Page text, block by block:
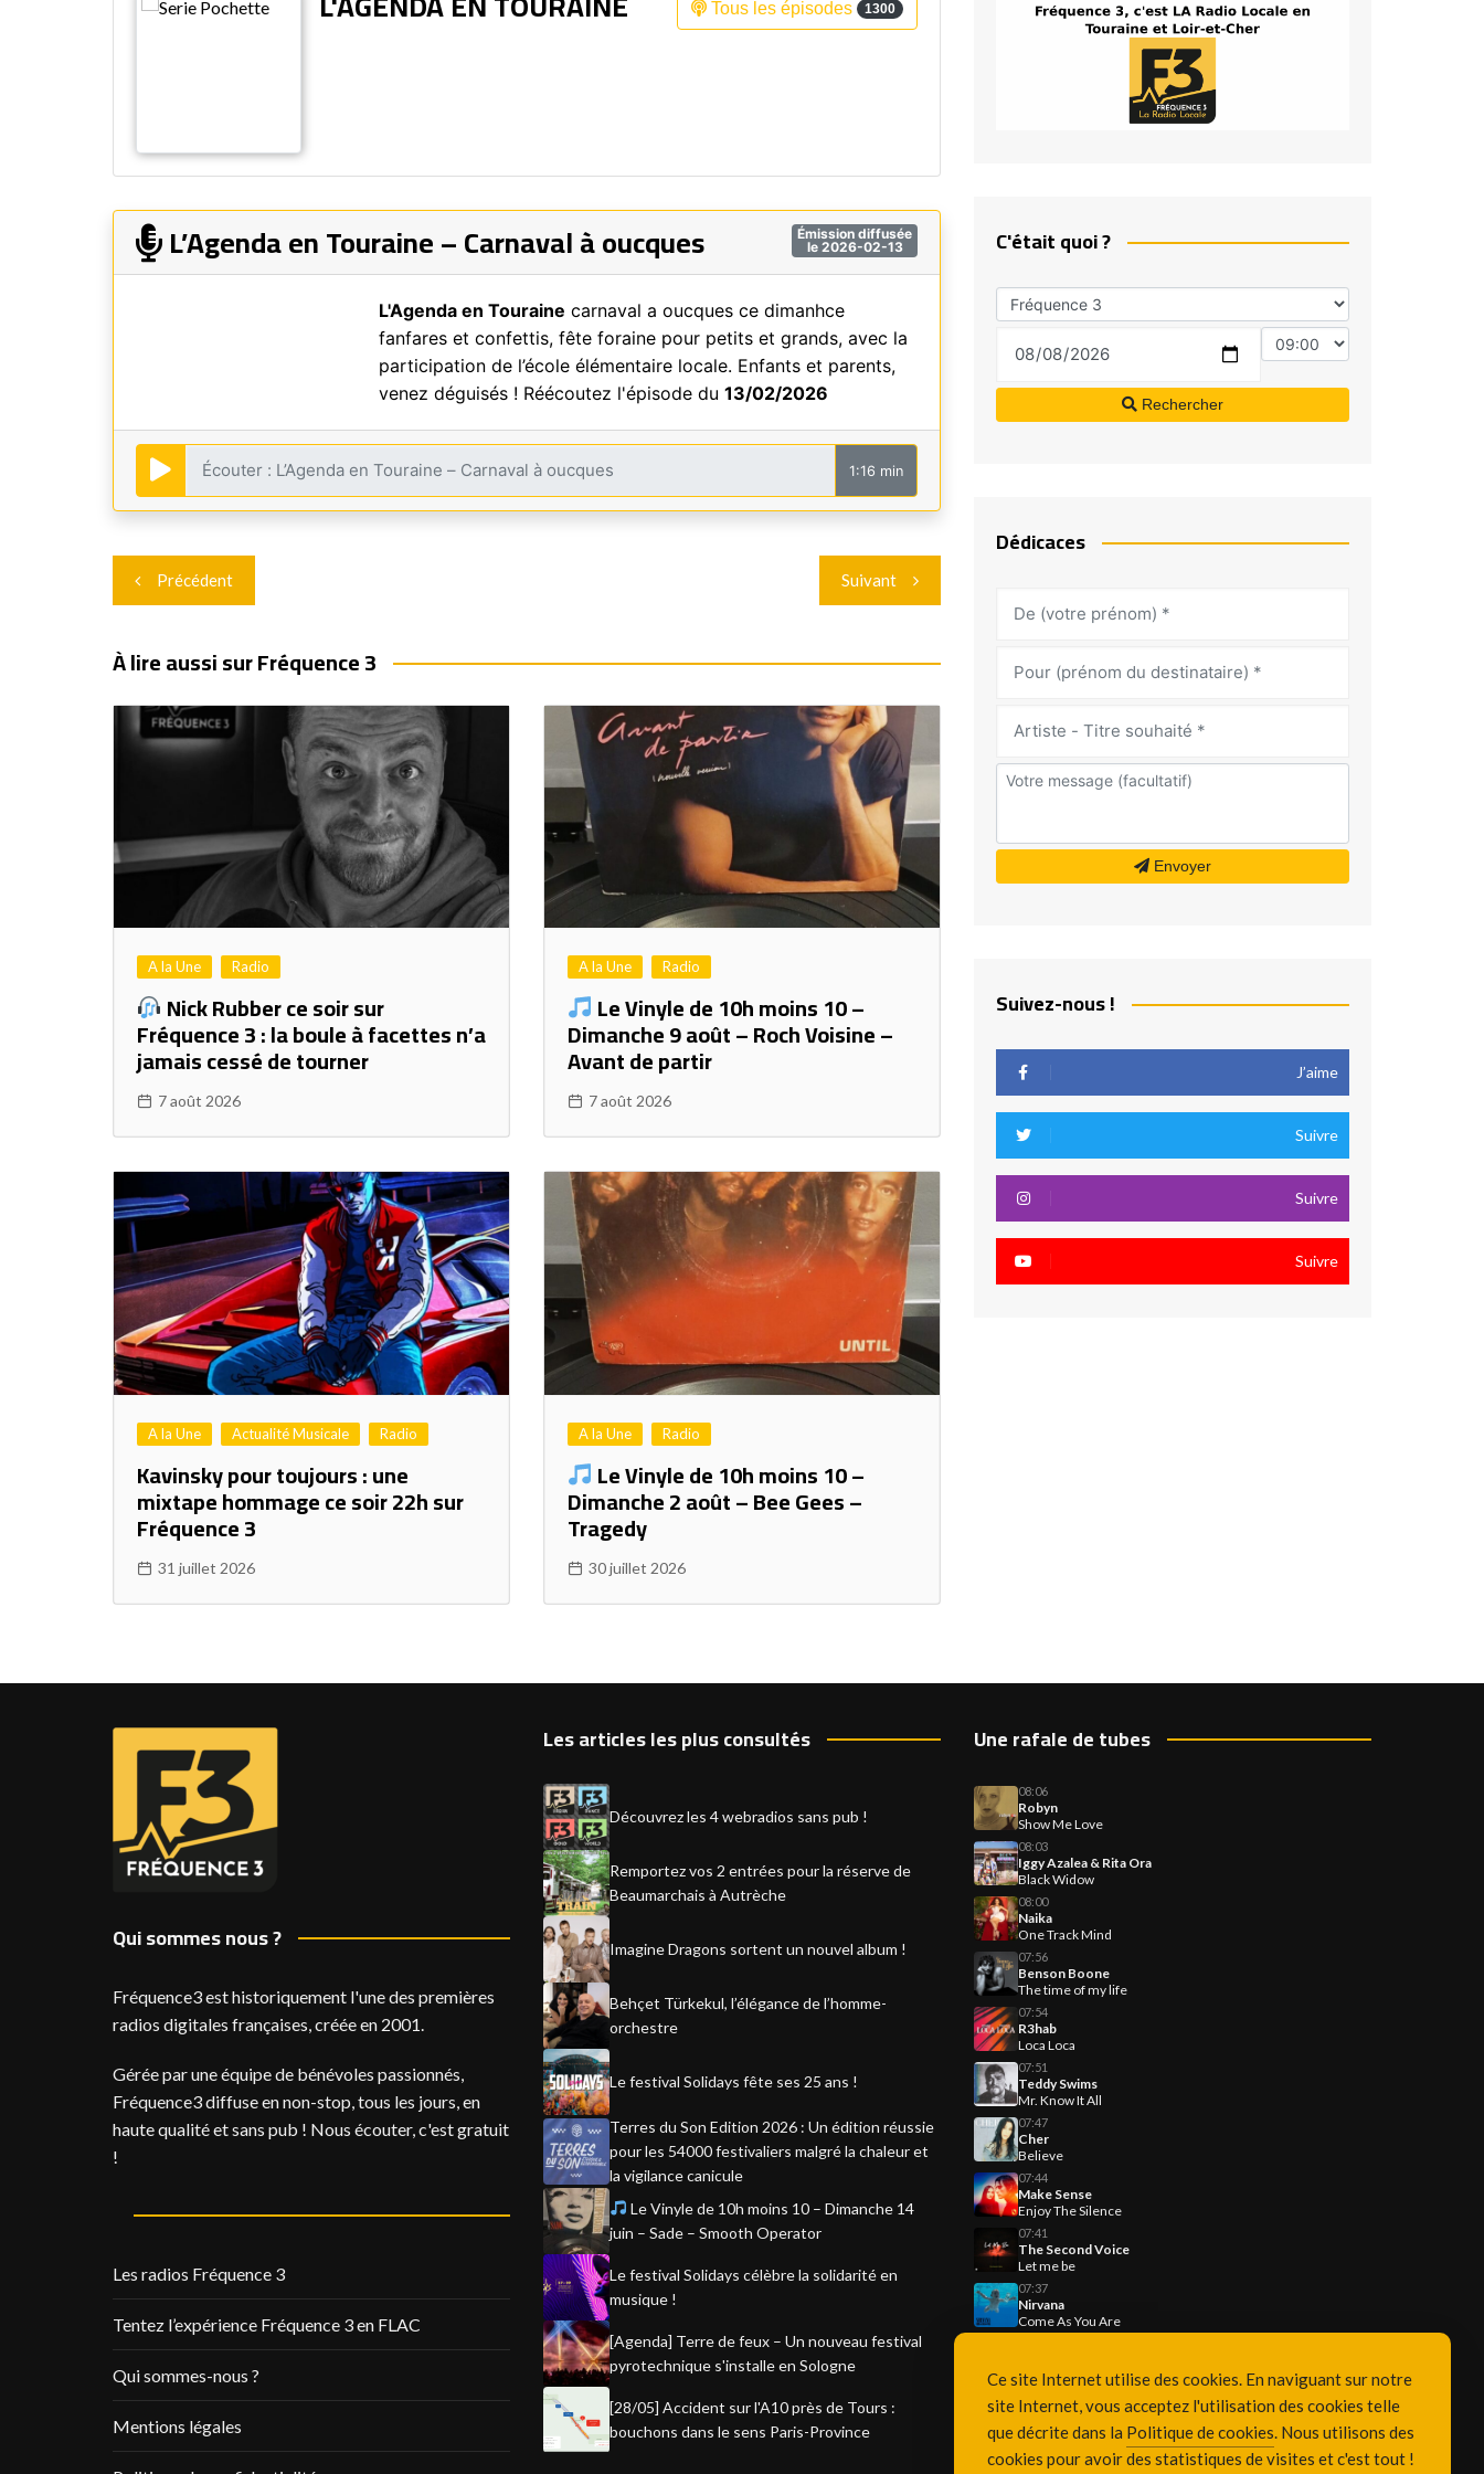
Fréquence 3 Urban
Tous les épisodes 1300
Émission diffusée
le 2026-02-13
L’Agenda en Touraine – Carnaval à oucques
L'Agenda en Touraine carnaval a oucques ce dimanhce
fanfares et confettis, fête foraine pour petits et grands, avec la
participation de l’école élémentaire locale. Enfants et parents,
venez déguisés ! Réécoutez l'épisode du 13/02/2026
1:16 min
Navigation
de
l’article
Précédent Suivant
À lire aussi sur Fréquence 3
A la Une Radio
Nick Rubber ce soir sur
Fréquence 3 : la boule à facettes n’a
jamais cessé de tourner
7 août 2026
A la Une Radio
Le Vinyle de 10h moins 10 –
Dimanche 9 août – Roch Voisine –
Avant de partir
7 août 2026
A la Une Actualité Musicale Radio
Kavinsky pour toujours : une
mixtape hommage ce soir 22h sur
Fréquence 3
31 juillet 2026
A la Une Radio
Le Vinyle de 10h moins 10 –
Dimanche 2 août – Bee Gees –
Tragedy
30 juillet 2026
C'était quoi ?
Rechercher
Dédicaces
Envoyer
Suivez-nous !
J’aime
Suivre
Suivre
Suivre
Qui sommes nous ?
Fréquence3 est historiquement l'une des premières
radios digitales françaises, créée en 2001.
Gérée par une équipe de bénévoles passionnés,
Fréquence3 diffuse en non-stop, tous les jours, en
haute qualité et sans pub ! Nous écouter, c'est gratuit
!
Les radios Fréquence 3
Tentez l’expérience Fréquence 3 en FLAC
Qui sommes-nous ?
Mentions légales
Les articles les plus consultés
Découvrez les 4 webradios sans pub !
Remportez vos 2 entrées pour la réserve de
Beaumarchais à Autrèche
Imagine Dragons sortent un nouvel album !
Behçet Türkekul, l’élégance de l’homme-
orchestre
Le festival Solidays fête ses 25 ans !
Terres du Son Edition 2026 : Un édition réussie
pour les 54000 festivaliers malgré la chaleur et
la vigilance canicule
Le Vinyle de 10h moins 10 – Dimanche 14
juin – Sade – Smooth Operator
Le festival Solidays célèbre la solidarité en
musique !
[Agenda] Terre de feux – Un nouveau festival
pyrotechnique s'installe en Sologne
[28/05] Accident sur l'A10 près de Tours :
bouchons dans le sens Paris-Province
Une rafale de tubes
08:06
Robyn
Show Me Love
08:03
Iggy Azalea & Rita Ora
Black Widow
08:00
Naika
One Track Mind
07:56
Benson Boone
The time of my life
07:54
R3hab
Loca Loca
07:51
Teddy Swims
Mr. Know It All
07:47
Cher
Believe
07:44
Make Sense
Enjoy The Silence
07:41
The Second Voice
Let me be
07:37
Nirvana
Come As You Are
Ce site Internet utilise des cookies. En naviguant sur notre
site Internet, vous acceptez l'utilisation des cookies telle
que décrite dans la Politique de cookies. Nous utilisons des
cookies pour avoir des statistiques de visites et c'est tout !